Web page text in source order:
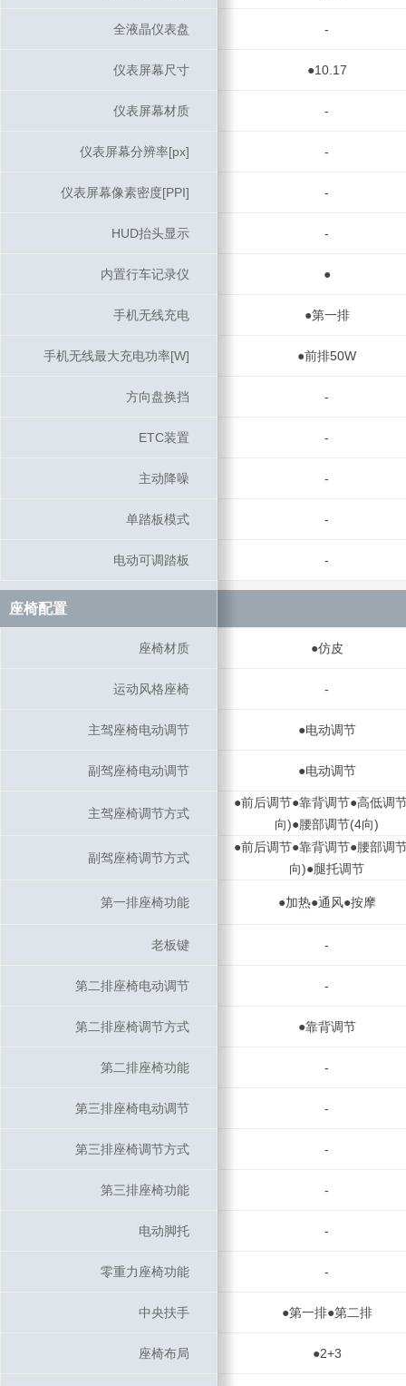
全液晶仪表盘 -
仪表屏幕尺寸 ●10.17
仪表屏幕材质 -
仪表屏幕分辨率[px] -
仪表屏幕像素密度[PPI] -
HUD抬头显示 -
内置行车记录仪 ●
手机无线充电 ●第一排
手机无线最大充电功率[W] ●前排50W
方向盘换挡 -
ETC装置 -
主动降噪 -
单踏板模式 -
电动可调踏板 -
座椅配置
座椅材质 ●仿皮
运动风格座椅 -
主驾座椅电动调节 ●电动调节
副驾座椅电动调节 ●电动调节
主驾座椅调节方式
●前后调节●靠背调节●高低调
向)●腰部调节(4向)
副驾座椅调节方式
●前后调节●靠背调节●腰部调
向)●腿托调节
第一排座椅功能 ●加热●通风●按摩
老板键 -
第二排座椅电动调节 -
第二排座椅调节方式 ●靠背调节
第二排座椅功能 -
第三排座椅电动调节 -
第三排座椅调节方式 -
第三排座椅功能 -
电动脚托 -
零重力座椅功能 -
中央扶手 ●第一排●第二排
座椅布局 ●2+3
全液晶仪表盘
仪表屏幕尺寸
仪表屏幕材质
仪表屏幕分辨率[px]
仪表屏幕像素密度[PPI]
HUD抬头显示
内置行车记录仪
手机无线充电
手机无线最大充电功率[W]
方向盘换挡
ETC装置
主动降噪
单踏板模式
电动可调踏板
座椅配置
座椅材质
运动风格座椅
主驾座椅电动调节
副驾座椅电动调节
主驾座椅调节方式
副驾座椅调节方式
第一排座椅功能
老板键
第二排座椅电动调节
第二排座椅调节方式
第二排座椅功能
第三排座椅电动调节
第三排座椅调节方式
第三排座椅功能
电动脚托
零重力座椅功能
中央扶手
座椅布局